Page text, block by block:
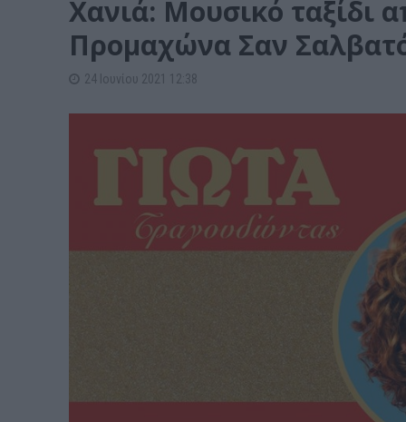
Χανιά: Μουσικό ταξίδι
Προμαχώνα Σαν
24 Ιουνίου 2021 12:38